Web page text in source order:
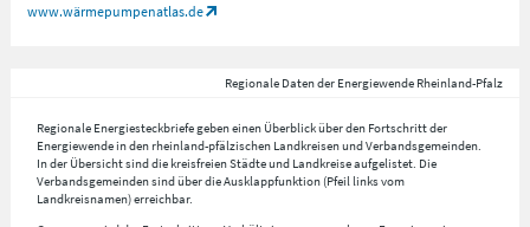
www.wärmepumpenatlas.de
Regionale Daten der Energiewende Rheinland-Pfalz
Regionale Energiesteckbriefe geben einen Überblick über den Fortschritt der
Energiewende in den rheinland-pfälzischen Landkreisen und Verbandsgemeinden.
In der Übersicht sind die kreisfreien Städte und Landkreise aufgelistet. Die
Verbandsgemeinden sind über die Ausklappfunktion (Pfeil links vom
Landkreisnamen) erreichbar.